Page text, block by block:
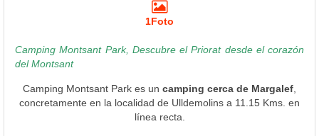
1Foto
Camping Montsant Park, Descubre el Priorat desde el corazón
del Montsant
Camping Montsant Park es un camping cerca de Margalef
concretamente en la localidad de Ulldemolins a 11.15 Kms. en
línea recta.